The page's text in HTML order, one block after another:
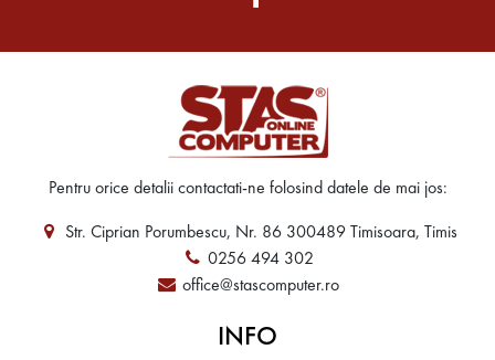
Pentru orice detalii contactati-ne folosind datele de mai jos:
Str. Ciprian Porumbescu, Nr. 86 300489 Timisoara, Timis
0256 494 302
office@stascomputer.ro
INFO